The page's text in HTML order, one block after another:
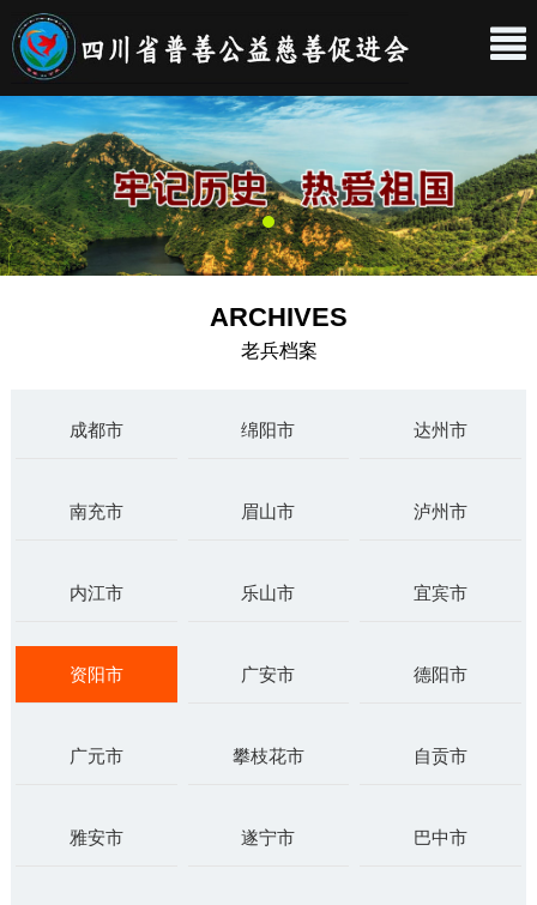
ARCHIVES
老兵档案
成都市 绵阳市 达州市
南充市 眉山市 泸州市
内江市 乐山市 宜宾市
资阳市 广安市 德阳市
广元市 攀枝花市 自贡市
雅安市 遂宁市 巴中市